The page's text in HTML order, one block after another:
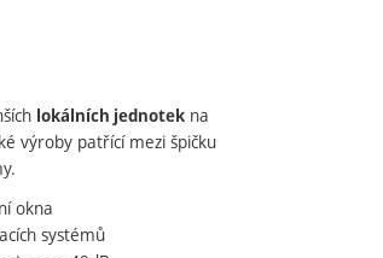
lokálních jednotekna
výroby patřící mezi špičku
okna
systémů